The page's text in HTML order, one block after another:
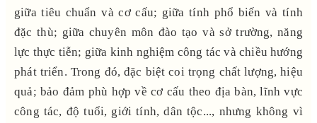
giữa tiêu chuẩn và cơ cấu; giữa tính phổ biến và tính
đặc thù; giữa chuyên môn đào tạo và sở trường, năng
lực thực tiễn; giữa kinh nghiệm công tác và chiều hướng
phát triển. Trong đó, đặc biệt coi trọng chất lượng, hiệu
quả; bảo đảm phù hợp về cơ cấu theo địa bàn, lĩnh vực
công tác, độ tuổi, giới tính, dân tộc..., nhưng không vì